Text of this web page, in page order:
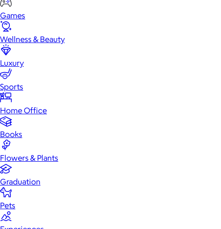
Games
Wellness & Beauty
Luxury
Sports
Home Office
Books
Flowers & Plants
Graduation
Pets